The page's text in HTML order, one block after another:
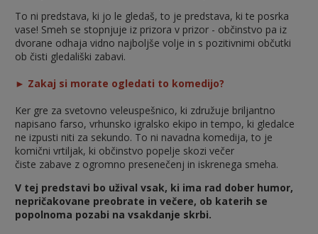
To ni predstava, ki jo le gledaš, to je predstava, ki te posrka
vase! Smeh se stopnjuje iz prizora v prizor - občinstvo pa iz
dvorane odhaja vidno najboljše volje in s pozitivnimi občutki
ob čisti gledališki zabavi.
► Zakaj si morate ogledati to komedijo?
Ker gre za svetovno veleuspešnico, ki združuje briljantno
napisano farso, vrhunsko igralsko ekipo in tempo, ki gledalce
ne izpusti niti za sekundo. To ni navadna komedija, to je
komični vrtiljak, ki občinstvo popelje skozi večer
čiste zabave z ogromno presenečenj in iskrenega smeha.
V tej predstavi bo užival vsak, ki ima rad dober humor,
nepričakovane preobrate in večere, ob katerih se
popolnoma pozabi na vsakdanje skrbi.